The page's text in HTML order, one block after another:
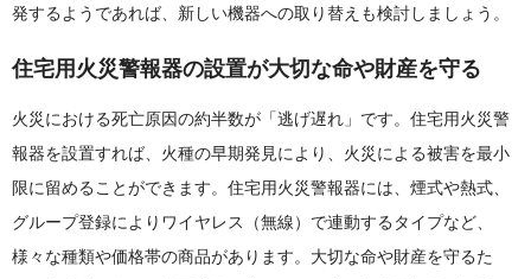
発するようであれば、新しい機器への取り替えも検討しましょう。
住宅用火災警報器の設置が大切な命や財産を守る
火災における死亡原因の約半数が「逃げ遅れ」です。住宅用火災警
報器を設置すれば、火種の早期発見により、火災による被害を最小
限に留めることができます。住宅用火災警報器には、煙式や熱式、
グループ登録によりワイヤレス（無線）で連動するタイプなど、
様々な種類や価格帯の商品があります。大切な命や財産を守るた